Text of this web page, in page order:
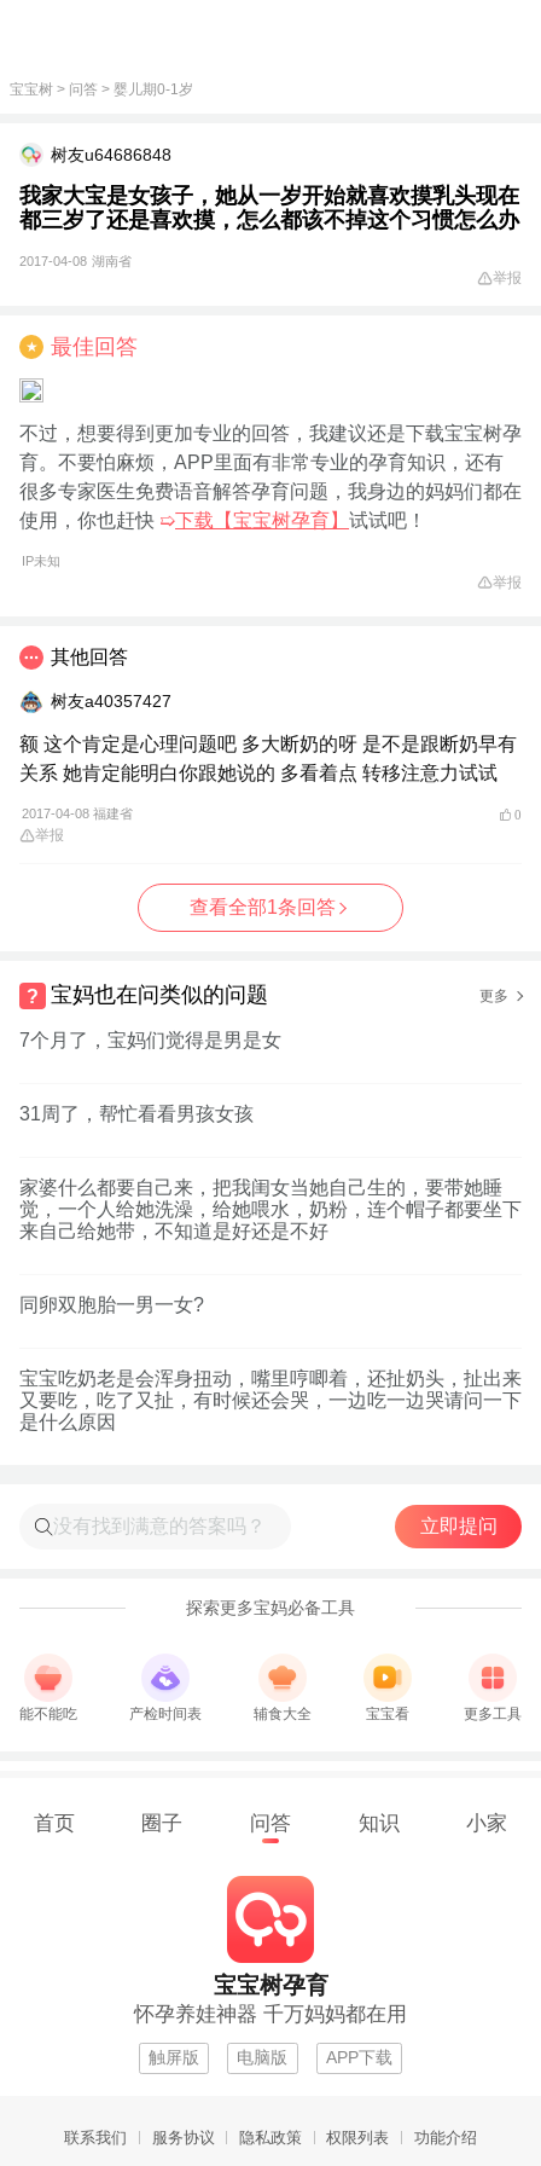
宝宝树 > 问答 > 婴儿期0-1岁
树友u64686848
我家大宝是女孩子，她从一岁开始就喜欢摸乳头现在
都三岁了还是喜欢摸，怎么都该不掉这个习惯怎么办
2017-04-08 湖南省
举报
★ 最佳回答
不过，想要得到更加专业的回答，我建议还是下载宝宝树孕
育。不要怕麻烦，APP里面有非常专业的孕育知识，还有
很多专家医生免费语音解答孕育问题，我身边的妈妈们都在
使用，你也赶快 ➯下载【宝宝树孕育】 试试吧！
IP未知
举报
其他回答
树友a40357427
额 这个肯定是心理问题吧 多大断奶的呀 是不是跟断奶早有
关系 她肯定能明白你跟她说的 多看着点 转移注意力试试
2017-04-08 福建省 0
举报
查看全部1条回答
宝妈也在问类似的问题 更多
7个月了，宝妈们觉得是男是女
31周了，帮忙看看男孩女孩
家婆什么都要自己来，把我闺女当她自己生的，要带她睡
觉，一个人给她洗澡，给她喂水，奶粉，连个帽子都要坐下
来自己给她带，不知道是好还是不好
同卵双胞胎一男一女?
宝宝吃奶老是会浑身扭动，嘴里哼唧着，还扯奶头，扯出来
又要吃，吃了又扯，有时候还会哭，一边吃一边哭请问一下
是什么原因
立即提问
探索更多宝妈必备工具
能不能吃 产检时间表 辅食大全 宝宝看 更多工具
首页 圈子 问答 知识 小家
宝宝树孕育
怀孕养娃神器 千万妈妈都在用
触屏版 电脑版 APP下载
联系我们 服务协议 隐私政策 权限列表 功能介绍